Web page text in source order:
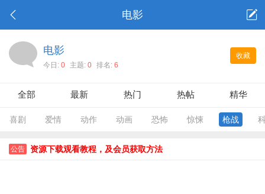
电影
收藏
电影
今日: 0 主题: 0 排名: 6
全部 最新 热门 热帖 精华
喜剧 爱情 动作 动画 恐怖 惊悚 枪战
公告 资源下载观看教程，及会员获取方法